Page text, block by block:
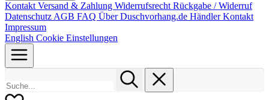
Kontakt Versand & Zahlung Widerrufsrecht Rückgabe / Widerruf
Datenschutz AGB FAQ Über Duschvorhang.de Händler Kontakt
Impressum
English Cookie Einstellungen